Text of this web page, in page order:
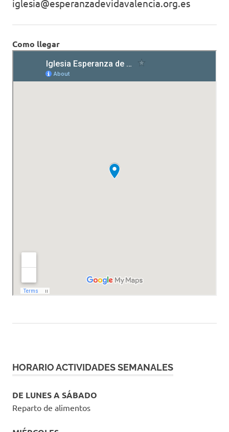
iglesia@esperanzadevidavalencia.org.es
Como llegar
HORARIO ACTIVIDADES SEMANALES
DE LUNES A SÁBADO
Reparto de alimentos